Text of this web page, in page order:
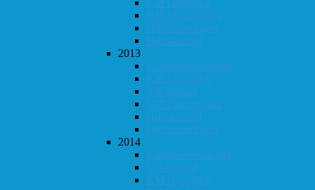
KM i hurtigsjakk
Høstturneringen
Høst-konrad
2013
Klubbmesterskapet
KM i lynsjakk
Vår-konrad
KM i hurtigsjakk
Høst-konrad
Høstturneringen
2014
Klubbmesterskapet
Vår-konrad
KM i lynsjakk